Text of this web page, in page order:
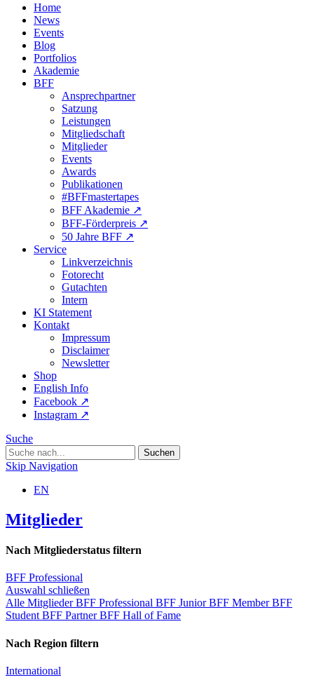
Home
News
Events
Blog
Portfolios
Akademie
BFF
Ansprechpartner
Satzung
Leistungen
Mitgliedschaft
Mitglieder
Events
Awards
Publikationen
#BFFmastertapes
BFF Akademie ↗︎
BFF-Förderpreis ↗︎
50 Jahre BFF ↗︎
Service
Linkverzeichnis
Fotorecht
Gutachten
Intern
KI Statement
Kontakt
Impressum
Disclaimer
Newsletter
Shop
English Info
Facebook ↗︎
Instagram ↗︎
Suche
Skip Navigation
EN
Mitglieder
Nach Mitgliederstatus filtern
BFF Professional
Auswahl schließen
Alle MitgliederBFF Professional BFF JuniorBFF MemberBFF
Student BFF PartnerBFF Hall of Fame
Nach Region filtern
International